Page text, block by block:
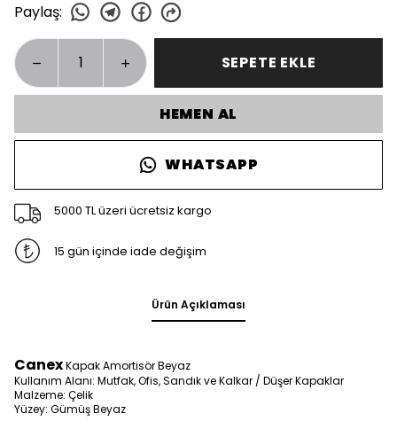
Paylaş:
SEPETE EKLE
HEMEN AL
WHATSAPP
5000 TL üzeri ücretsiz kargo
15 gün içinde iade değişim
Ürün Açıklaması
CanexKapak Amortisör Beyaz
Kullanım Alanı: Mutfak, Ofis, Sandık ve Kalkar / Düşer Kapaklar
Malzeme: Çelik
Yüzey: Gümüş Beyaz